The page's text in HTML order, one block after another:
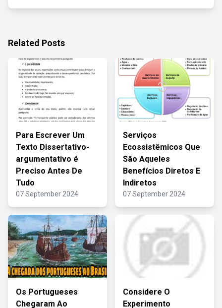
Related Posts
Para Escrever Um
Texto Dissertativo-
argumentativo é
Preciso Antes De
Tudo
07 September 2024
Serviços
Ecossistêmicos Que
São Aqueles
Benefícios Diretos E
Indiretos
07 September 2024
Os Portugueses
Chegaram Ao
Considere O
Experimento